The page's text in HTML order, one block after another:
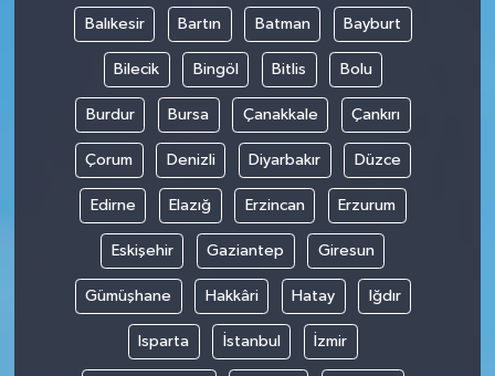
Balıkesir Bartın Batman Bayburt
Bilecik Bingöl Bitlis Bolu
Burdur Bursa Çanakkale Çankırı
Çorum Denizli Diyarbakır Düzce
Edirne Elazığ Erzincan Erzurum
Eskişehir Gaziantep Giresun
Gümüşhane Hakkâri Hatay Iğdır
Isparta İstanbul İzmir